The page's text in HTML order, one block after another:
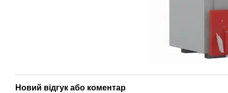
Новий відгук або коментар